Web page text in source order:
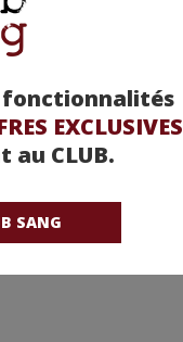
fonctionnalités
EXCLUSIVES
au CLUB.
SANG